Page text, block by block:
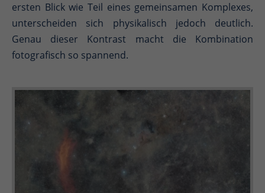
ersten Blick wie Teil eines gemeinsamen Komplexes,
unterscheiden sich physikalisch jedoch deutlich.
Genau dieser Kontrast macht die Kombination
fotografisch so spannend.